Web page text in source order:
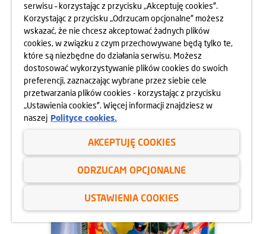
14.07.2025
CYRKOPOLE, CZYLI TRZY
CYRKOWE DNI NA PSIM POLU
dowiedz się więcej
serwisu – korzystając z przycisku „Akceptuję cookies”.
Korzystając z przycisku „Odrzucam opcjonalne” możesz
wskazać, że nie chcesz akceptować żadnych plików
cookies, w związku z czym przechowywane będą tylko te,
które są niezbędne do działania serwisu. Możesz
dostosować wykorzystywanie plików cookies do swoich
preferencji, zaznaczając wybrane przez siebie cele
przetwarzania plików cookies - korzystając z przycisku
„Ustawienia cookies”. Więcej informacji znajdziesz w
naszej Polityce cookies.
AKCEPTUJĘ COOKIES
ODRZUCAM OPCJONALNE
USTAWIENIA COOKIES